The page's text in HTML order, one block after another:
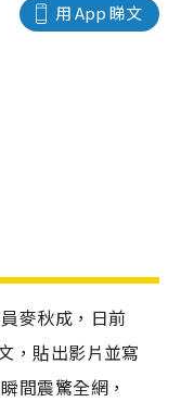
用 App 睇文
麥秋成，日前
，貼出影片並寫
間震驚全網，